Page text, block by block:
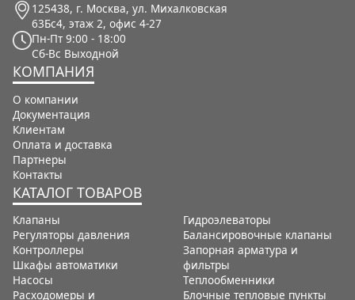
125438, г. Москва, ул. Михалковская
63Бс4, этаж 2, офис 4-27
Пн-Пт9:00 - 18:00
Сб-Вс Выходной
КОМПАНИЯ
О компании
Документация
Клиентам
Оплата и доставка
Партнеры
Контакты
КАТАЛОГ ТОВАРОВ
Клапаны
Регуляторы давления
Контроллеры
Шкафы автоматики
Насосы
Расходомеры и
Гидроэлеваторы
Балансировочные клапаны
Запорная арматура и
фильтры
Теплообменники
Блочные тепловые пункты